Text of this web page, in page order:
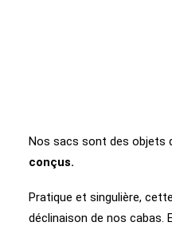
Nos sacs sont des objets
conçus.
Pratique et singulière,
déclinaison de nos cabas.